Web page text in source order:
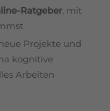
Ratgeber, mit
Projekte und
kognitive
Arbeiten